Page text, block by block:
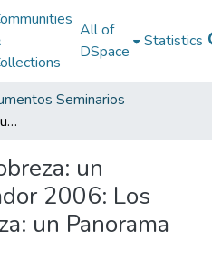
All of
DSpace
Statistics
Seminarios
Los Niveles de Pobreza: un Panorama Desolador 2006: Los Niveles de Pobreza: un Panorama Desolador 2006
un
2006: Los
un Panorama